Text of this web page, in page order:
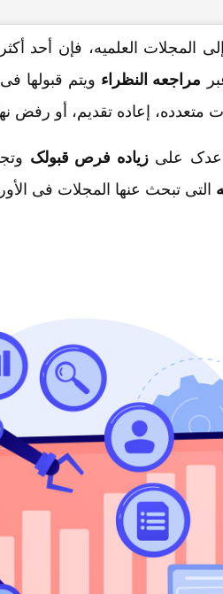
المجلات العلمیه، فإن أحد
مراجعه النظراء ویتم قبولها
إعاده تقدیم، أو رفض
علىزیاده فرص قبولک
التی تبحث عنها المجلات فی